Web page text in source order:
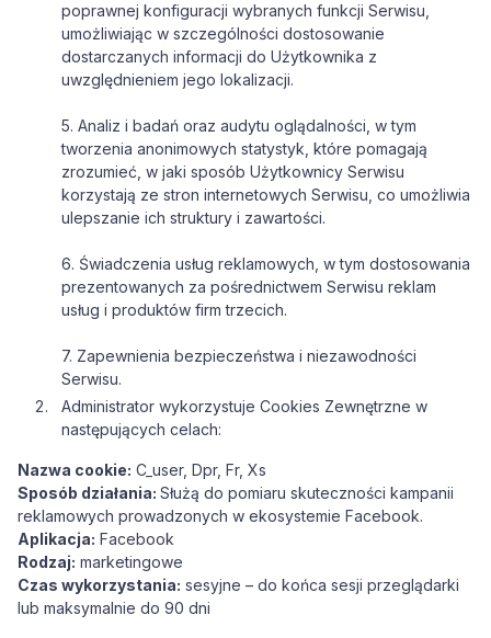
poprawnej konfiguracji wybranych funkcji Serwisu,
umożliwiając w szczególności dostosowanie
dostarczanych informacji do Użytkownika z
uwzględnieniem jego lokalizacji.
5. Analiz i badań oraz audytu oglądalności, w tym
tworzenia anonimowych statystyk, które pomagają
zrozumieć, w jaki sposób Użytkownicy Serwisu
korzystają ze stron internetowych Serwisu, co umożliwia
ulepszanie ich struktury i zawartości.
6. Świadczenia usług reklamowych, w tym dostosowania
prezentowanych za pośrednictwem Serwisu reklam
usług i produktów firm trzecich.
7. Zapewnienia bezpieczeństwa i niezawodności
Serwisu.
Administrator wykorzystuje Cookies Zewnętrzne w
następujących celach:
Nazwa cookie: C_user, Dpr, Fr, Xs
Sposób działania: Służą do pomiaru skuteczności kampanii
reklamowych prowadzonych w ekosystemie Facebook.
Aplikacja: Facebook
Rodzaj: marketingowe
Czas wykorzystania: sesyjne – do końca sesji przeglądarki
lub maksymalnie do 90 dni